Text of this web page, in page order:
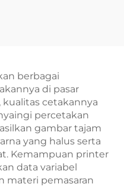
berbagai
di pasar
cetakannya
percetakan
gambar tajam
yang halus serta
Kemampuan printer
data variabel
materi pemasaran